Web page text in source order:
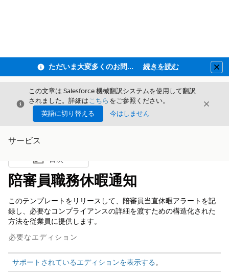
ただいま大変多くのお問い合わせをいただいており、ご連絡までにお時間を頂戴しております 続きを読む
閉じる
この文章は Salesforce 機械翻訳システムを使用して翻訳
されました。詳細はこちら をご参照ください。
英語に切り替える
今はしません
閉じる
サービス
目次を表示
目次
陪審員職務休暇通知
このテンプレートをリリースして、陪審員当直休暇アラートを記
録し、必要なコンプライアンスの詳細を渡すための構造化された
方法を従業員に提供します。
必要なエディション
サポートされているエディションを表示する。